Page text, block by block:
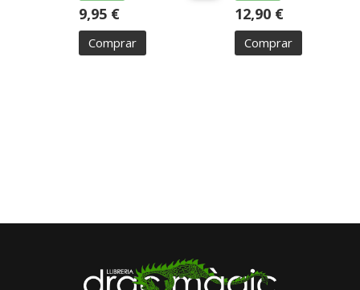
9,95 €
Comprar
12,90 €
Comprar